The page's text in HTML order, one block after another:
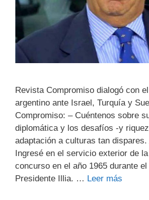
Revista Compromiso dialogó con
argentino ante Israel, Turquía y
Compromiso: – Cuéntenos sobre
diplomática y los desafíos -y
adaptación a culturas tan
Ingresé en el servicio exterior de
concurso en el año 1965 durante
Presidente Illia. … Leer más